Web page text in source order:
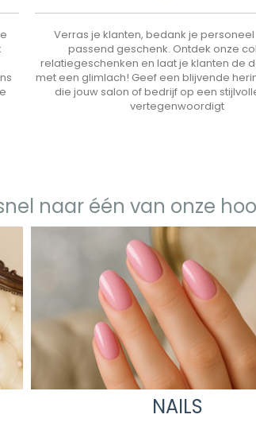
Verras je klanten, bedank je
passend geschenk. Ontdek onze
relatiegeschenken en laat je klanten de
met een glimlach! Geef een blijvende
die jouw salon of bedrijf op een
vertegenwoordigt
naar één van onze
NAILS